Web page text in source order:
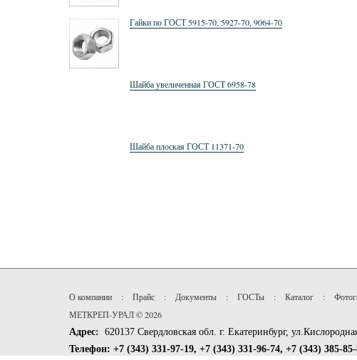
Гайки по ГОСТ 5915-70, 5927-70, 9064-70
Шайба увеличенная ГОСТ 6958-78
Шайба плоская ГОСТ 11371-70
О компании : Прайс : Документы : ГОСТы : Каталог :
МЕТКРЕП-УРАЛ © 2026
Адрес: 620137 Свердловская обл. г. Екатеринбург,
Телефон: +7 (343) 331-97-19, +7 (343) 331-96-74, +7 (343) 385-